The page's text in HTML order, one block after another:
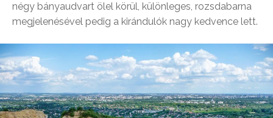
négy bányaudvart ölel körül, különleges, rozsdabarna
megjelenésével pedig a kirándulók nagy kedvence lett.